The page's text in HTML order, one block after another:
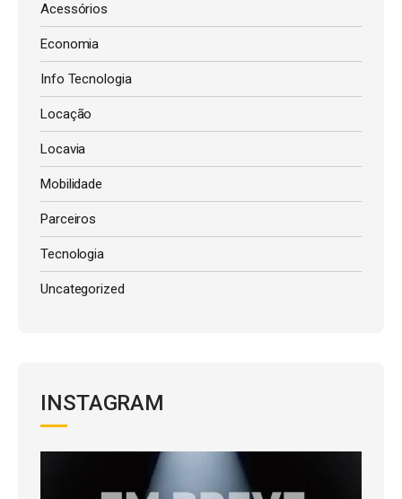
Acessórios
Economia
Info Tecnologia
Locação
Locavia
Mobilidade
Parceiros
Tecnologia
Uncategorized
INSTAGRAM